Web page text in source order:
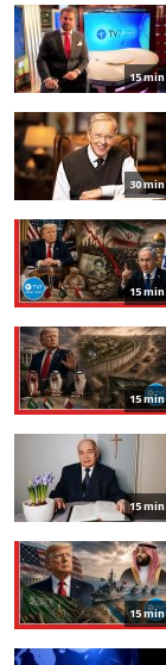
15 min
30 min
15 min
15 min
15 min
15 min